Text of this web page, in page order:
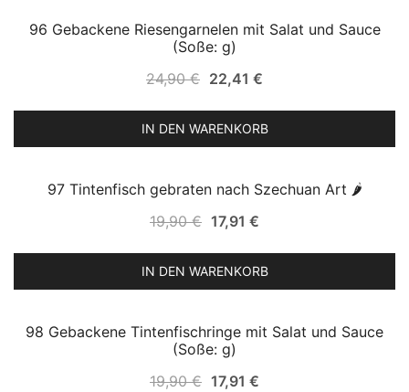
96 Gebackene Riesengarnelen mit Salat und Sauce
(Soße: g)
24,90€ Ursprünglicher
war:
24,90 €
22,41 €
ist:
22,41 €.
IN DEN WARENKORB
97 Tintenfisch gebraten nach Szechuan Art 🌶
19,90€ Ursprünglicher
war:
19,90 €
17,91 €
ist:
17,91 €.
IN DEN WARENKORB
98 Gebackene Tintenfischringe mit Salat und Sauce
(Soße: g)
19,90€ Ursprünglicher
17,91 €